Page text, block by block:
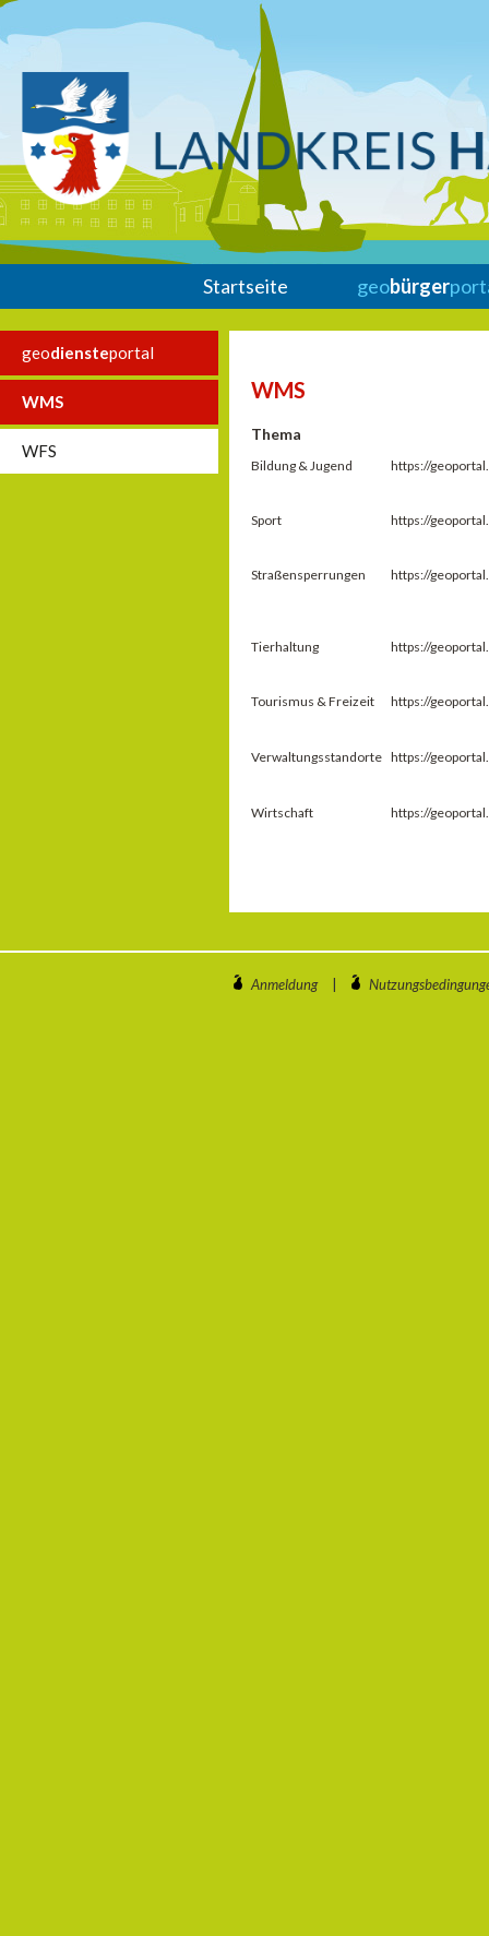
Startseite geobürger
geodiensteportal
WMS
WFS
WMS
Thema
Bildung & Jugend https://
Sport https://
Straßensperrungen https://
Tierhaltung https://
Tourismus & Freizeit https://
Verwaltungsstandorte https://
Wirtschaft https://
Anmeldung